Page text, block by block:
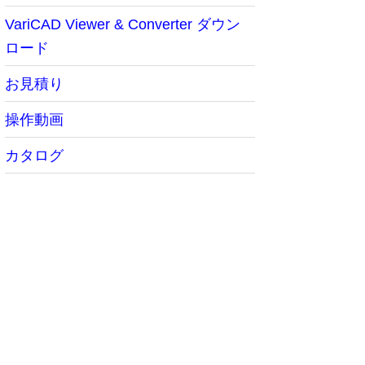
VariCAD Viewer & Converter ダウン
ロード
お見積り
操作動画
カタログ